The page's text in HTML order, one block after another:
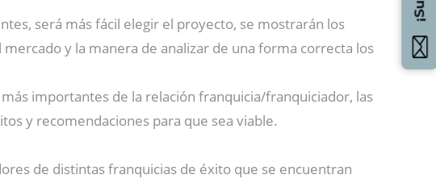
será más fácil elegir el proyecto, se mostrarán los
y la manera de analizar de una forma correcta los
importantes de la relación franquicia/franquiciador, las
y recomendaciones para que sea viable.
de distintas franquicias de éxito que se encuentran